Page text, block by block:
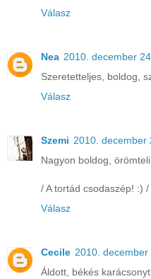
Válasz
Nea 2010. december
Szeretetteljes, boldog,
Válasz
Szemi 2010. december
Nagyon boldog,
/ A tortád csodaszép! :) /
Válasz
Cecile 2010. december
Áldott, békés